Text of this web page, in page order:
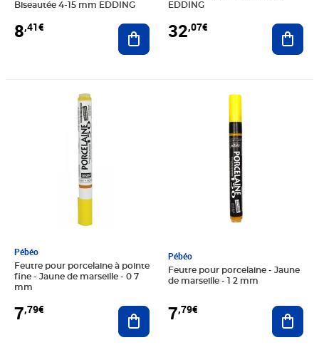
Biseautée 4-15 mm EDDING
8,41€ Ajouter au panier
EDDING
32,07€
Pébéo
Feutre pour porcelaine à pointe
fine - Jaune de marseille - 0 7
mm
7,79€ Ajouter au panier
Pébéo
Feutre pour porcelaine - Jaune
de marseille - 1 2 mm
7,79€